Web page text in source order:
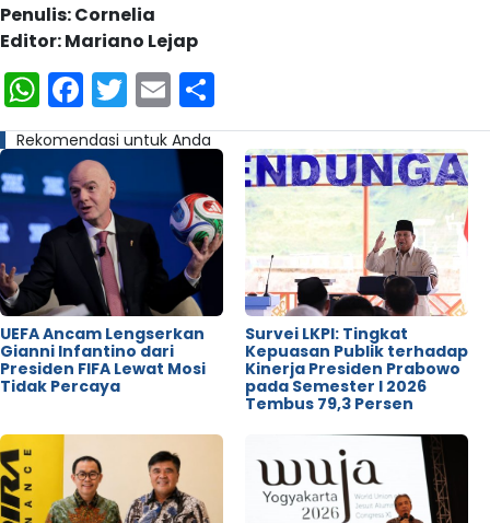
Penulis: Cornelia
Editor: Mariano Lejap
WhatsApp
Facebook
Twitter
Email
Rekomendasi untuk Anda
UEFA Ancam Lengserkan
Gianni Infantino dari
Presiden FIFA Lewat Mosi
Tidak Percaya
Survei LKPI: Tingkat
Kepuasan Publik terhadap
Kinerja Presiden Prabowo
pada Semester I 2026
Tembus 79,3 Persen